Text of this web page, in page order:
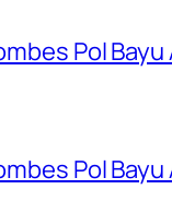
Pol
Pol